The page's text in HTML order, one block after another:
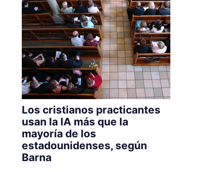
Los cristianos practicantes
usan la IA más que la
mayoría de los
estadounidenses, según
Barna